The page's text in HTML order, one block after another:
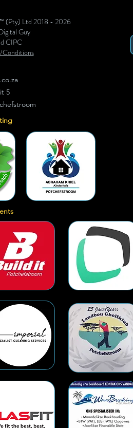
(Pty) Ltd 2018 - 2026
Guy
CIPC
Conditions
5